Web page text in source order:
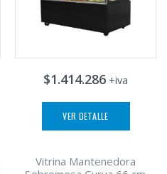
$1.414.286 +iva
VER DETALLE
Vitrina Mantenedora